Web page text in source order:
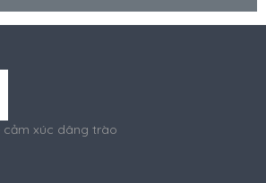
cảm xúc dâng trào